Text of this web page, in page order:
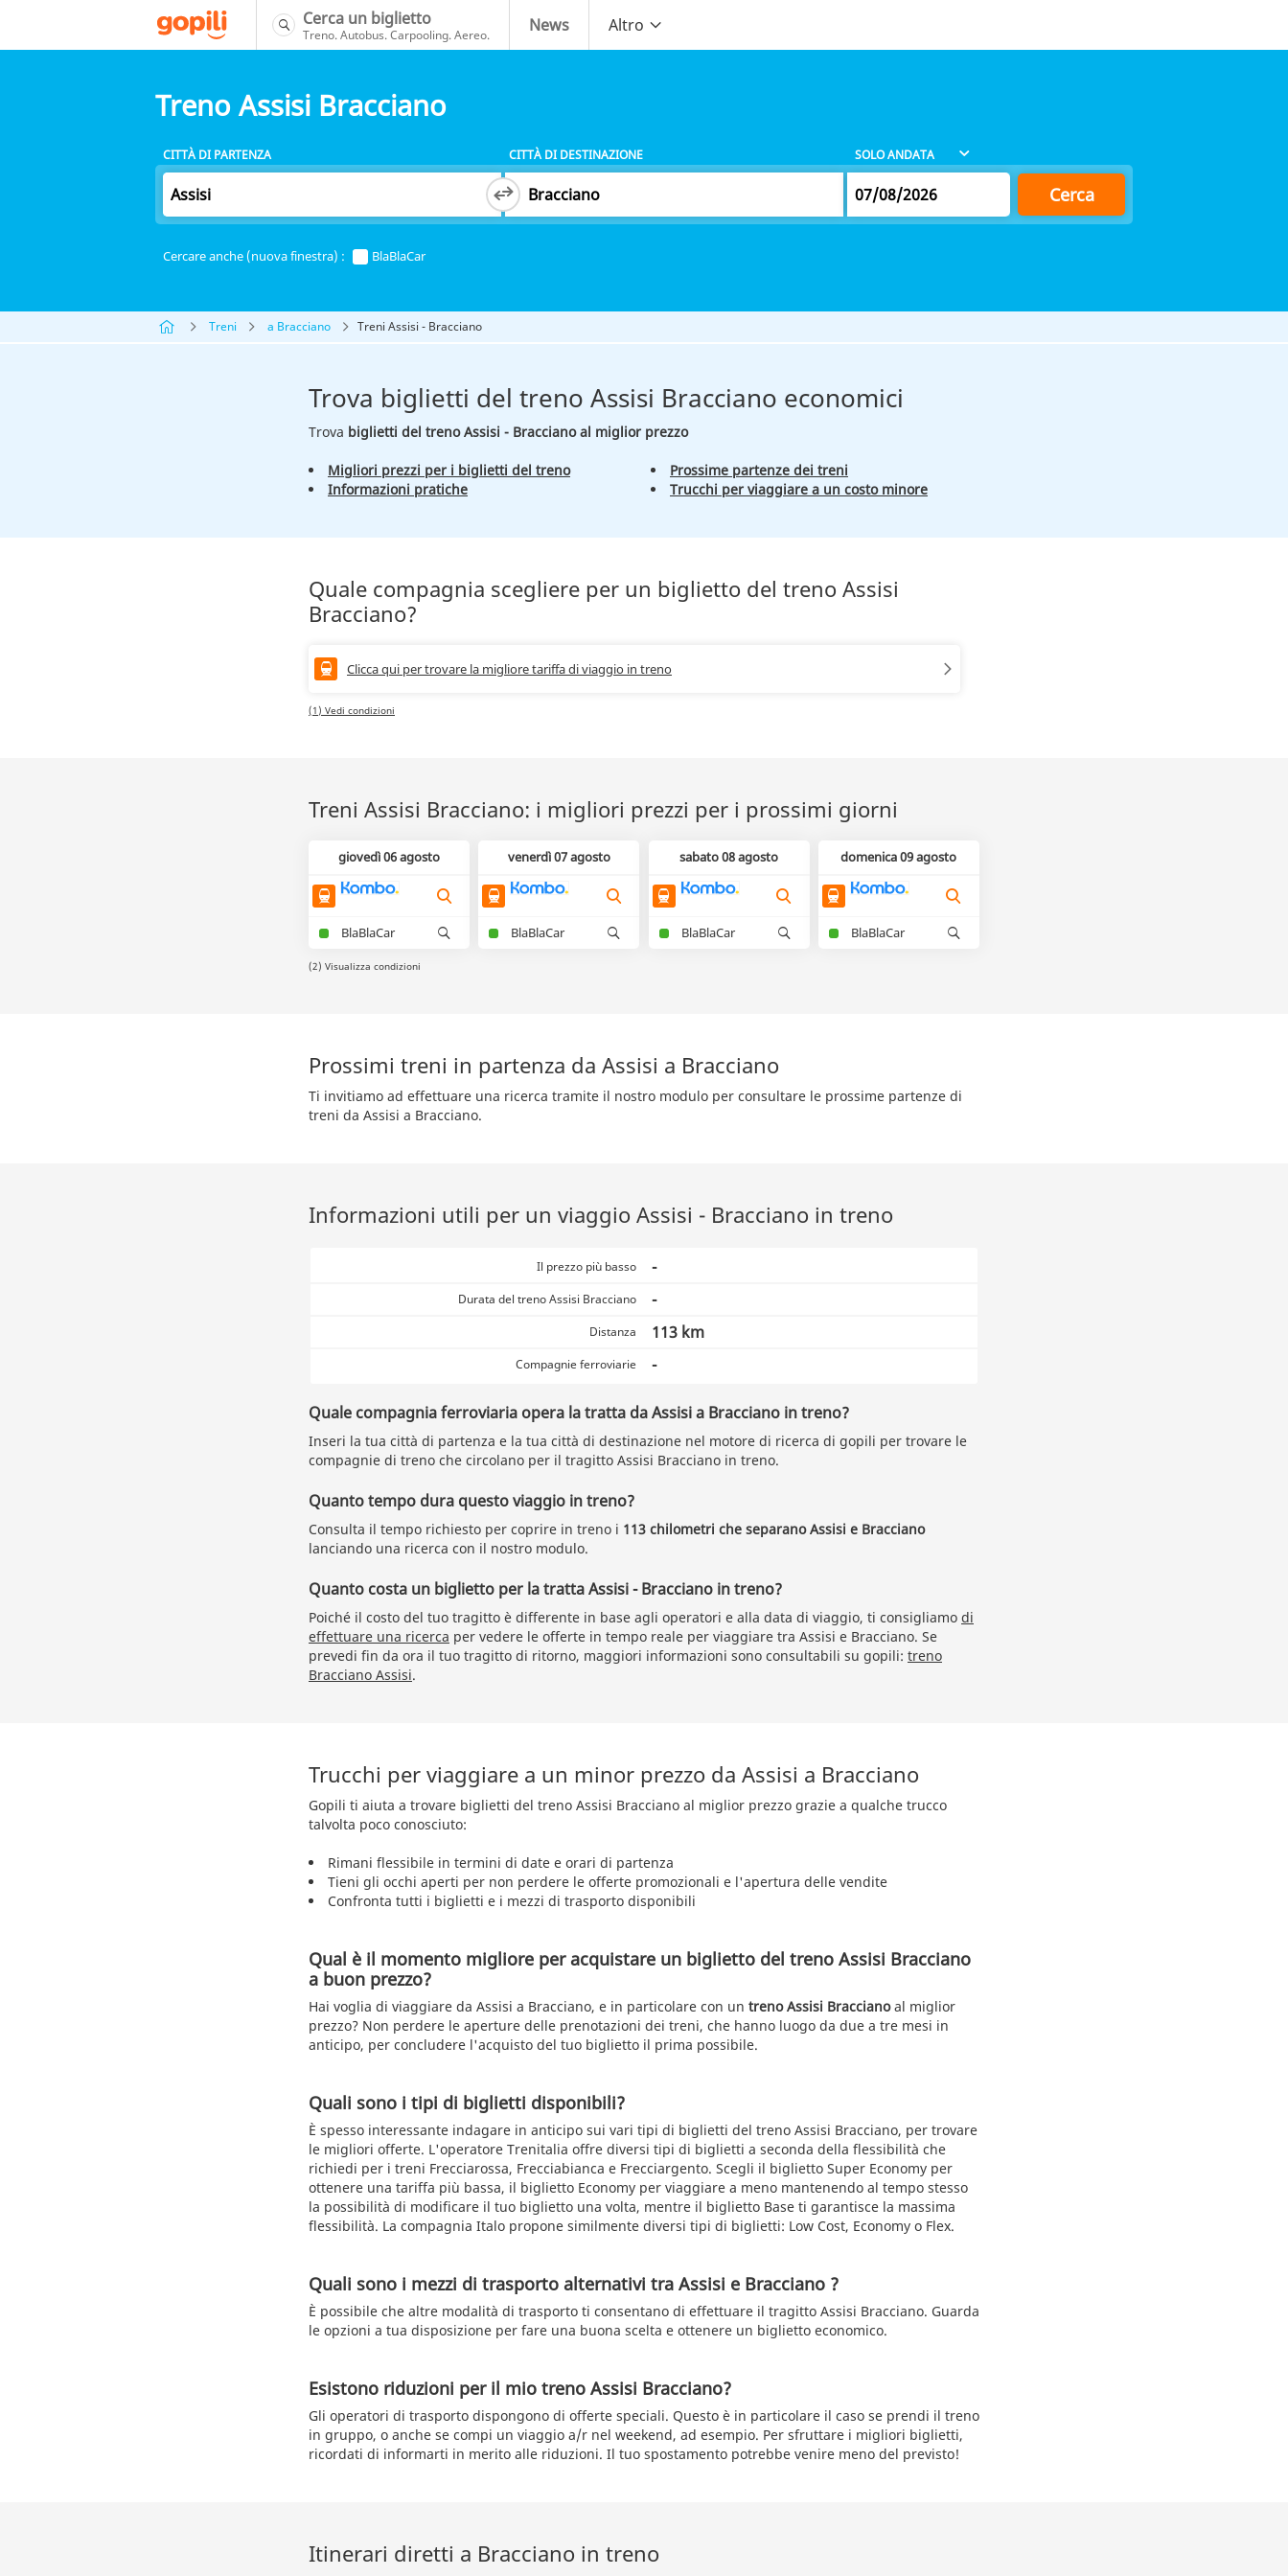
Cerca un biglietto
Treno. Autobus. Carpooling. Aereo. News Altro
Treno Assisi Bracciano
CITTÀ DI PARTENZA CITTÀ DI DESTINAZIONE
Cerca
Cercare anche (nuova finestra) : BlaBlaCar
Treni a Bracciano Treni Assisi - Bracciano
Trova biglietti del treno Assisi Bracciano economici
Trova biglietti del treno Assisi - Bracciano al miglior prezzo
Migliori prezzi per i biglietti del treno
Informazioni pratiche
Prossime partenze dei treni
Trucchi per viaggiare a un costo minore
Quale compagnia scegliere per un biglietto del treno Assisi
Bracciano?
Clicca qui per trovare la migliore tariffa di viaggio in treno
(1) Vedi condizioni
Treni Assisi Bracciano: i migliori prezzi per i prossimi giorni
giovedì 06 agosto
BlaBlaCar
venerdì 07 agosto
BlaBlaCar
sabato 08 agosto
BlaBlaCar
domenica 09 agosto
BlaBlaCar
(2) Visualizza condizioni
Prossimi treni in partenza da Assisi a Bracciano
Ti invitiamo ad effettuare una ricerca tramite il nostro modulo per consultare le prossime partenze di
treni da Assisi a Bracciano.
Informazioni utili per un viaggio Assisi - Bracciano in treno
Il prezzo più basso -
Durata del treno Assisi Bracciano -
Distanza 113 km
Compagnie ferroviarie -
Quale compagnia ferroviaria opera la tratta da Assisi a Bracciano in treno?
Inseri la tua città di partenza e la tua città di destinazione nel motore di ricerca di gopili per trovare le
compagnie di treno che circolano per il tragitto Assisi Bracciano in treno.
Quanto tempo dura questo viaggio in treno?
Consulta il tempo richiesto per coprire in treno i 113 chilometri che separano Assisi e Bracciano
lanciando una ricerca con il nostro modulo.
Quanto costa un biglietto per la tratta Assisi - Bracciano in treno?
Poiché il costo del tuo tragitto è differente in base agli operatori e alla data di viaggio, ti consigliamo di
effettuare una ricerca per vedere le offerte in tempo reale per viaggiare tra Assisi e Bracciano. Se
prevedi fin da ora il tuo tragitto di ritorno, maggiori informazioni sono consultabili su gopili: treno
Bracciano Assisi.
Trucchi per viaggiare a un minor prezzo da Assisi a Bracciano
Gopili ti aiuta a trovare biglietti del treno Assisi Bracciano al miglior prezzo grazie a qualche trucco
talvolta poco conosciuto:
Rimani flessibile in termini di date e orari di partenza
Tieni gli occhi aperti per non perdere le offerte promozionali e l'apertura delle vendite
Confronta tutti i biglietti e i mezzi di trasporto disponibili
Qual è il momento migliore per acquistare un biglietto del treno Assisi Bracciano
a buon prezzo?
Hai voglia di viaggiare da Assisi a Bracciano, e in particolare con un treno Assisi Braccianoal miglior
prezzo? Non perdere le aperture delle prenotazioni dei treni, che hanno luogo da due a tre mesi in
anticipo, per concludere l'acquisto del tuo biglietto il prima possibile.
Quali sono i tipi di biglietti disponibili?
È spesso interessante indagare in anticipo sui vari tipi di biglietti del treno Assisi Bracciano, per trovare
le migliori offerte. L'operatore Trenitalia offre diversi tipi di biglietti a seconda della flessibilità che
richiedi per i treni Frecciarossa, Frecciabianca e Frecciargento. Scegli il biglietto Super Economy per
ottenere una tariffa più bassa, il biglietto Economy per viaggiare a meno mantenendo al tempo stesso
la possibilità di modificare il tuo biglietto una volta, mentre il biglietto Base ti garantisce la massima
flessibilità. La compagnia Italo propone similmente diversi tipi di biglietti: Low Cost, Economy o Flex.
Quali sono i mezzi di trasporto alternativi tra Assisi e Bracciano ?
È possibile che altre modalità di trasporto ti consentano di effettuare il tragitto Assisi Bracciano. Guarda
le opzioni a tua disposizione per fare una buona scelta e ottenere un biglietto economico.
Esistono riduzioni per il mio treno Assisi Bracciano?
Gli operatori di trasporto dispongono di offerte speciali. Questo è in particolare il caso se prendi il treno
in gruppo, o anche se compi un viaggio a/r nel weekend, ad esempio. Per sfruttare i migliori biglietti,
ricordati di informarti in merito alle riduzioni. Il tuo spostamento potrebbe venire meno del previsto!
Itinerari diretti a Bracciano in treno